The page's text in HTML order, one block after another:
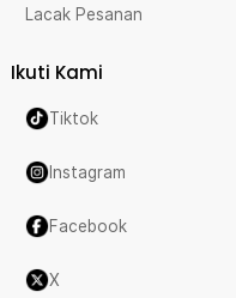
Lacak Pesanan
Ikuti Kami
Tiktok
Instagram
Facebook
X